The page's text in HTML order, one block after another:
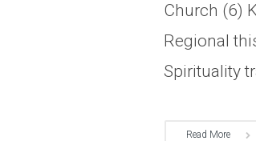
Church (6)
Regional
Spirituality
Read More